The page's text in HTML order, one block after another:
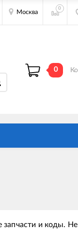
Москва
0
0
запчасти и коды. Не